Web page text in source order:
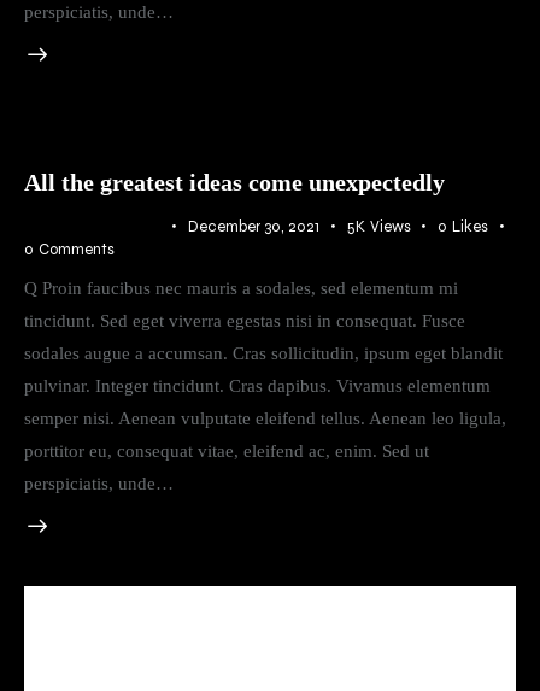
perspiciatis, unde…
All the greatest ideas come unexpectedly
December 30, 2021 5K Views 0 Likes
0 Comments
Q Proin faucibus nec mauris a sodales, sed elementum mi
tincidunt. Sed eget viverra egestas nisi in consequat. Fusce
sodales augue a accumsan. Cras sollicitudin, ipsum eget blandit
pulvinar. Integer tincidunt. Cras dapibus. Vivamus elementum
semper nisi. Aenean vulputate eleifend tellus. Aenean leo ligula,
porttitor eu, consequat vitae, eleifend ac, enim. Sed ut
perspiciatis, unde…